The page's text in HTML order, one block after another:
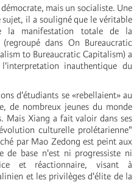
mais un socialiste. Une
il a souligné que le véritable
la manifestation totale de la
dans On Bureaucratic
to Bureaucratic Capitalism) a
inauthentique du
d'étudiants se «rebellaient» au
de nombreux jeunes du monde
Mais Xiang a fait valoir dans ses
culturelle prolétarienne"
par Mao Zedong est peint aux
de base n'est ni progressiste ni
et réactionnaire, visant à
et les privilèges d'élite de la